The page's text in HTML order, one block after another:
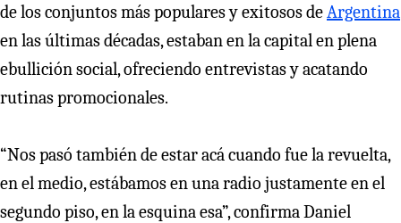
de los conjuntos más populares y exitosos deArgentina
en las últimas décadas, estaban en la capital en plena
ebullición social, ofreciendo entrevistas y acatando
rutinas promocionales.
“Nos pasó también de estar acá cuando fue la revuelta,
en el medio, estábamos en una radio justamente en el
segundo piso, en la esquina esa”, confirma Daniel